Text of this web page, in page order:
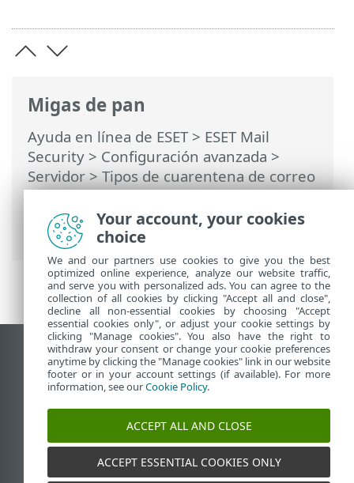
Migas de pan
Ayuda en línea de ESET> ESET Mail
Security > Configuración avanzada >
Servidor>Tipos de cuarentena de correo
>Cuarentena local>Interfaz Web>
Enviar informes de cuarentena de correo
- tarea programada
Ver sitio del escritorio
End of Life
Base de conocimiento de ESET
Foro de ESET
ESET Status Portal
Soporte regional
Your account, your cookies
choice
We and our partners use cookies to give you the best
optimized online experience, analyze our website traffic,
and serve you with personalized ads. You can agree to the
collection of all cookies by clicking "Accept all and close",
decline all non-essential cookies by choosing "Accept
essential cookies only", or adjust your cookie settings by
clicking "Manage cookies". You also have the right to
withdraw your consent or change your cookie preferences
anytime by clicking the "Manage cookies" link in our website
footer or in your account settings (if available). For more
information, see ourCookie Policy.
ACCEPT ALL AND CLOSE
ACCEPT ESSENTIAL COOKIES ONLY